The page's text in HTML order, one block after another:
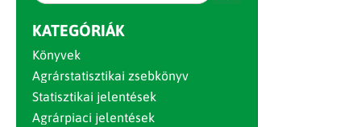
KATEGÓRIÁK
Könyvek
Agrárstatisztikai zsebkönyv
Statisztikai jelentések
Agrárpiaci jelentések